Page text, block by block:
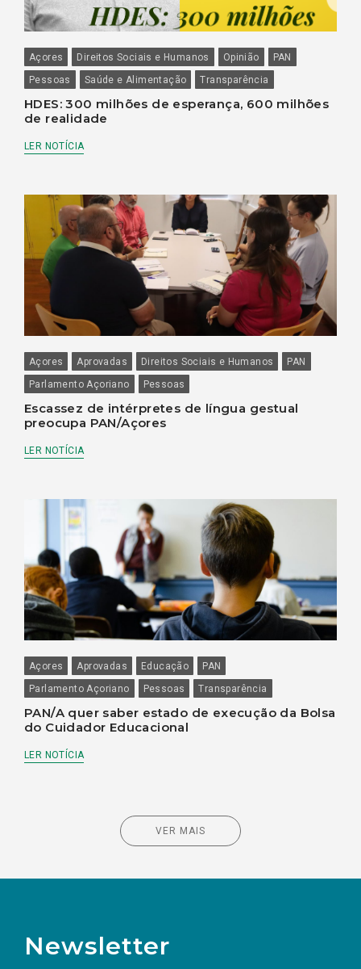
Açores Direitos Sociais e Humanos Opinião
PAN
Pessoas
Saúde e Alimentação Transparência
HDES: 300 milhões de esperança, 600 milhões
de realidade
LER NOTÍCIA
Açores Aprovadas Direitos Sociais e Humanos
PAN
Parlamento Açoriano
Pessoas
Escassez de intérpretes de língua gestual
preocupa PAN/Açores
LER NOTÍCIA
Açores Aprovadas Educação
PAN
Parlamento Açoriano
Pessoas Transparência
PAN/A quer saber estado de execução da Bolsa
do Cuidador Educacional
LER NOTÍCIA
VER MAIS
Newsletter